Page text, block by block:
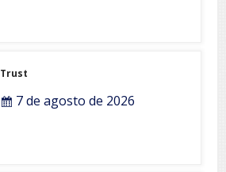
Trust
7 de agosto de 2026